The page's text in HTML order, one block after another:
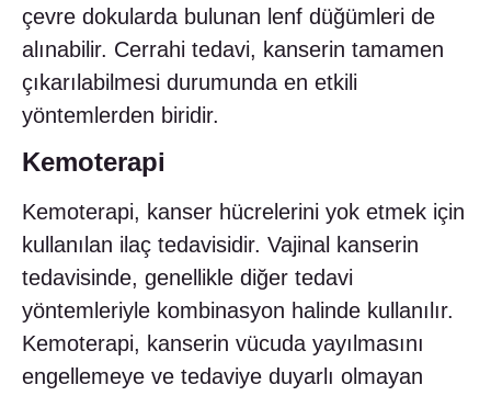
çevre dokularda bulunan lenf düğümleri de
alınabilir. Cerrahi tedavi, kanserin tamamen
çıkarılabilmesi durumunda en etkili
yöntemlerden biridir.
Kemoterapi
Kemoterapi, kanser hücrelerini yok etmek için
kullanılan ilaç tedavisidir. Vajinal kanserin
tedavisinde, genellikle diğer tedavi
yöntemleriyle kombinasyon halinde kullanılır.
Kemoterapi, kanserin vücuda yayılmasını
engellemeye ve tedaviye duyarlı olmayan